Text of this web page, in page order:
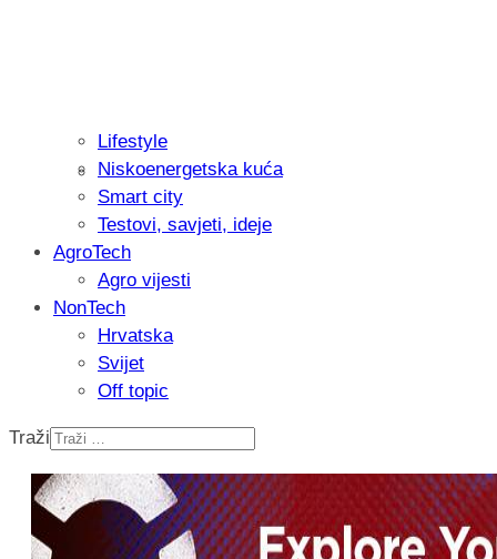
Recenzija: Philips All-in-One Trimmer
muškarcu
Isprobali smo: Thermostar
Lifestyle
Niskoenergetska kuća
Smart city
Testovi, savjeti, ideje
AgroTech
Agro vijesti
NonTech
Hrvatska
Svijet
Off topic
Traži